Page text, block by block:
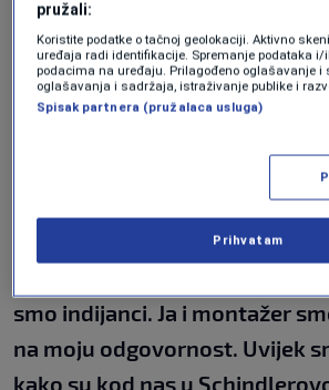
uključiti direktan prijenos NBA
Godinama kasnije, Avdić je o
kroz šalu i s prepoznatljivim
"Istina je to. To smo u montaži
sutradan pisali mailove kako
smo indijanci. Ja i montažer
na moju odgovornost. Uvijek
kako su kod nas u
pružali:
Koristite podatke o tačnoj geolokaciji. Aktivno
uređaja radi identifikacije. Spremanje podataka
podacima na uređaju. Prilagođeno oglašavanje i
oglašavanja i sadržaja, istraživanje publike i
Spisak partnera (pružalaca usluga)
Prihvatam